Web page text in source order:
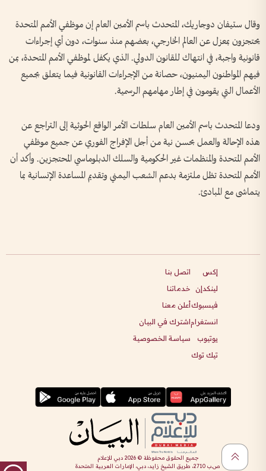
وقال ستيفان دوجاريك، المتحدث باسم الأمين العام إن موظفي الأمم المتحدة
يحتجزون بمعزل عن العالم الخارجي، بعضهم منذ سنوات، دون أي إجراءات
قانونية واجبة، في انتهاك للقانون الدولي. الذي يكفل لموظفي الأمم المتحدة، بمن
فيهم المواطنون اليمنيون، حصانة من الإجراءات القانونية فيما يتعلق بجميع
الأعمال التي يقومون في إطار مهامهم الرسمية.
ودعا المتحدث باسم الأمين العام سلطات الأمر الواقع الحوثية إلى التراجع عن
هذه الإحالة والعمل بحسن نية من أجل الإفراج الفوري عن جميع موظفي
الأمم المتحدة والمنظمات غير الحكومية والسلك الدبلوماسي المحتجزين. وأكد أن
الأمم المتحدة تظل ملتزمة بدعم الشعب اليمني وتقديم المساعدة الإنسانية بما
يتماشى مع المبادئ.
إكس
لينكدإن
فيسبوك
انستغرام
يوتيوب
تيك توك
اتصل بنا
خدماتنا
أعلن معنا
اشترك في البيان
سياسة الخصوصية
جميع الحقوق محفوظة ©2026 دبي للإعلام
ص.ب 2710، طريق الشيخ زايد، دبي، الإمارات العربية المتحدة